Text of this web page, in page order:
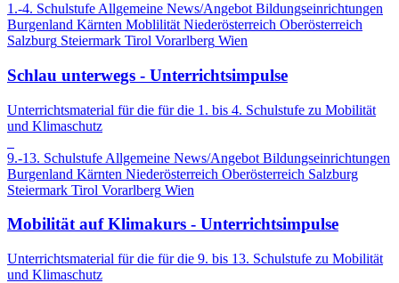
1.-4. Schulstufe Allgemeine News/Angebot Bildungseinrichtungen
Burgenland Kärnten Moblilität Niederösterreich Oberösterreich
Salzburg Steiermark Tirol Vorarlberg Wien
Schlau unterwegs - Unterrichtsimpulse
Unterrichtsmaterial für die für die 1. bis 4. Schulstufe zu Mobilität
und Klimaschutz
9.-13. Schulstufe Allgemeine News/Angebot Bildungseinrichtungen
Burgenland Kärnten Niederösterreich Oberösterreich Salzburg
Steiermark Tirol Vorarlberg Wien
Mobilität auf Klimakurs - Unterrichtsimpulse
Unterrichtsmaterial für die für die 9. bis 13. Schulstufe zu Mobilität
und Klimaschutz